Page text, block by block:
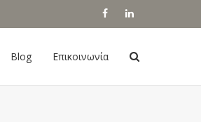
Blog Επικοινωνία